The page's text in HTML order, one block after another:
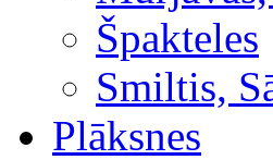
Špakteles
Smiltis,
Plāksnes